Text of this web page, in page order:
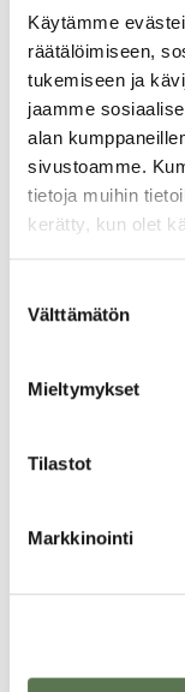
Käytämme
räätälöimiseen,
tukemiseen ja
jaamme
alan
sivustoamme.
tietoja muihin
kerätty, kun olet
valinta
Välttämätön
Mieltymykset
Tilastot
Markkinointi
Oppimisen